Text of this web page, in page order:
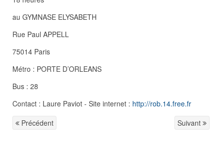
au GYMNASE ELYSABETH
Rue Paul APPELL
75014 Paris
Métro : PORTE D’ORLEANS
Bus : 28
Contact : Laure Paviot - Site internet : http://rob.14.free.fr
Précédent
Suivant